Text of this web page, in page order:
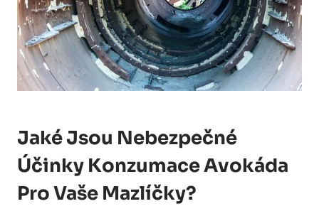
Jaké Jsou Nebezpečné
Účinky Konzumace Avokáda
Pro Vaše Mazlíčky?